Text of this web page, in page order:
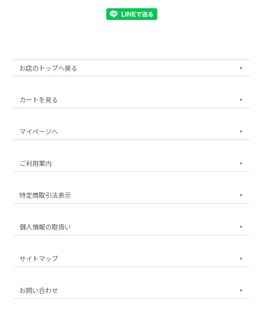
お店のトップへ戻る
カートを見る
マイページへ
ご利用案内
特定商取引法表示
個人情報の取扱い
サイトマップ
お問い合わせ